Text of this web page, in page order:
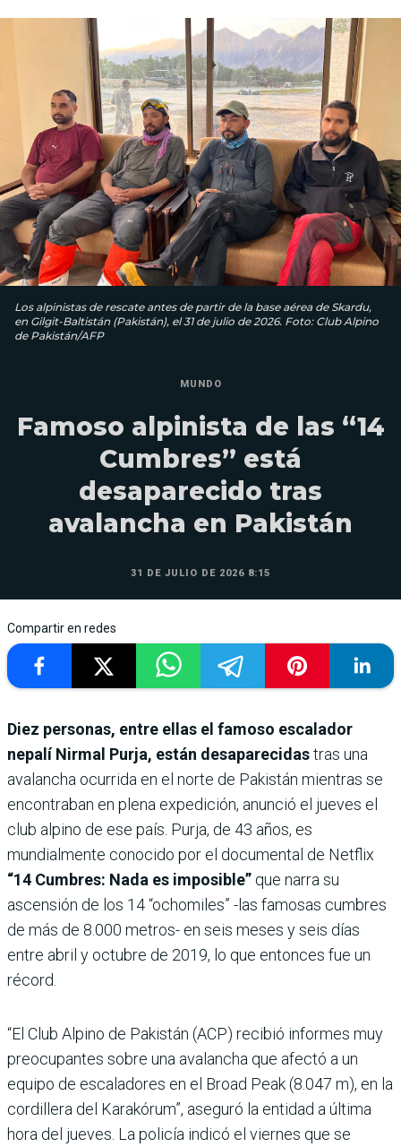
Los alpinistas de rescate antes de partir de la base aérea de Skardu,
en Gilgit-Baltistán (Pakistán), el 31 de julio de 2026. Foto: Club Alpino
de Pakistán/AFP
MUNDO
Famoso alpinista de las “14
Cumbres” está
desaparecido tras
avalancha en Pakistán
31 DE JULIO DE 2026 8:15
Compartir en redes
Diez personas, entre ellas el famoso escalador
nepalí Nirmal Purja, están desaparecidastras una
avalancha ocurrida en el norte de Pakistán mientras se
encontraban en plena expedición, anunció el jueves el
club alpino de ese país. Purja, de 43 años, es
mundialmente conocido por el documental de Netflix
“14 Cumbres: Nada es imposible” que narra su
ascensión de los 14 “ochomiles” -las famosas cumbres
de más de 8.000 metros- en seis meses y seis días
entre abril y octubre de 2019, lo que entonces fue un
récord.
“El Club Alpino de Pakistán (ACP) recibió informes muy
preocupantes sobre una avalancha que afectó a un
equipo de escaladores en el Broad Peak (8.047 m), en la
cordillera del Karakórum”, aseguró la entidad a última
hora del jueves. La policía indicó el viernes que se